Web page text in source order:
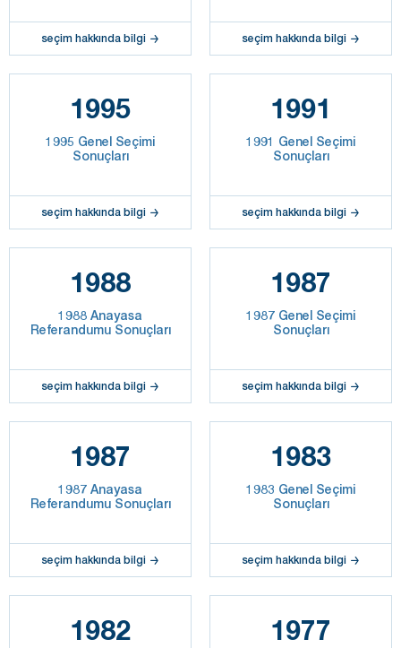
seçim hakkında bilgi seçim hakkında bilgi
1995
1995 Genel Seçimi
Sonuçları
seçim hakkında bilgi
1991
1991 Genel Seçimi
Sonuçları
seçim hakkında bilgi
1988
1988 Anayasa
Referandumu Sonuçları
seçim hakkında bilgi
1987
1987 Genel Seçimi
Sonuçları
seçim hakkında bilgi
1987
1987 Anayasa
Referandumu Sonuçları
seçim hakkında bilgi
1983
1983 Genel Seçimi
Sonuçları
seçim hakkında bilgi
1982 1977